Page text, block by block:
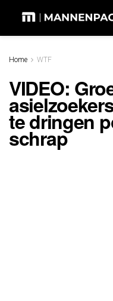
Home WTF
VIDEO:
te dringen
schrap